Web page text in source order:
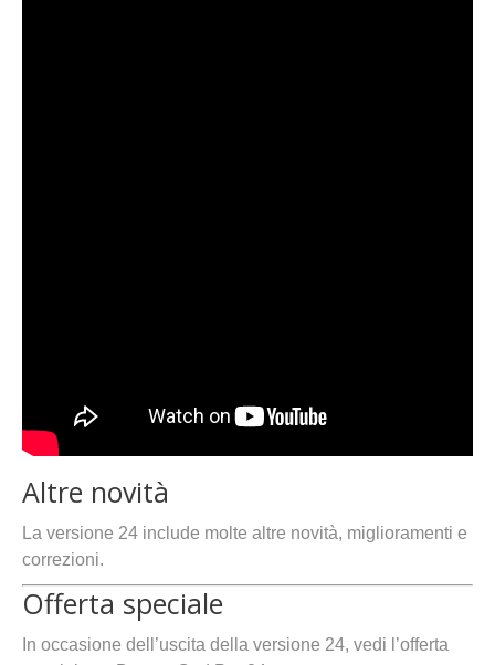
Altre novità
La versione 24 include molte altre novità, miglioramenti e
correzioni.
Offerta speciale
In occasione dell’uscita della versione 24, vedi l’offerta